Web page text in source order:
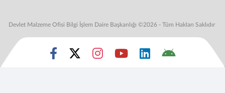
Devlet Malzeme Ofisi Bilgi İşlem Daire Başkanlığı ©2026 - Tüm Hakları Saklıdır